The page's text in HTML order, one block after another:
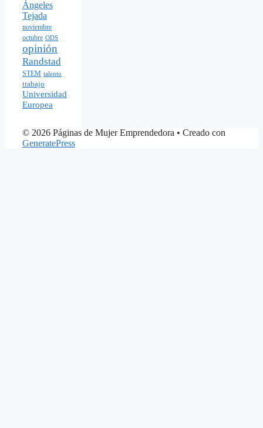
Ángeles
Tejada
noviembre
octubre ODS
opinión
Randstad
STEM talento
trabajo
Universidad
Europea
© 2026 Páginas de Mujer Emprendedora • Creado con
GeneratePress